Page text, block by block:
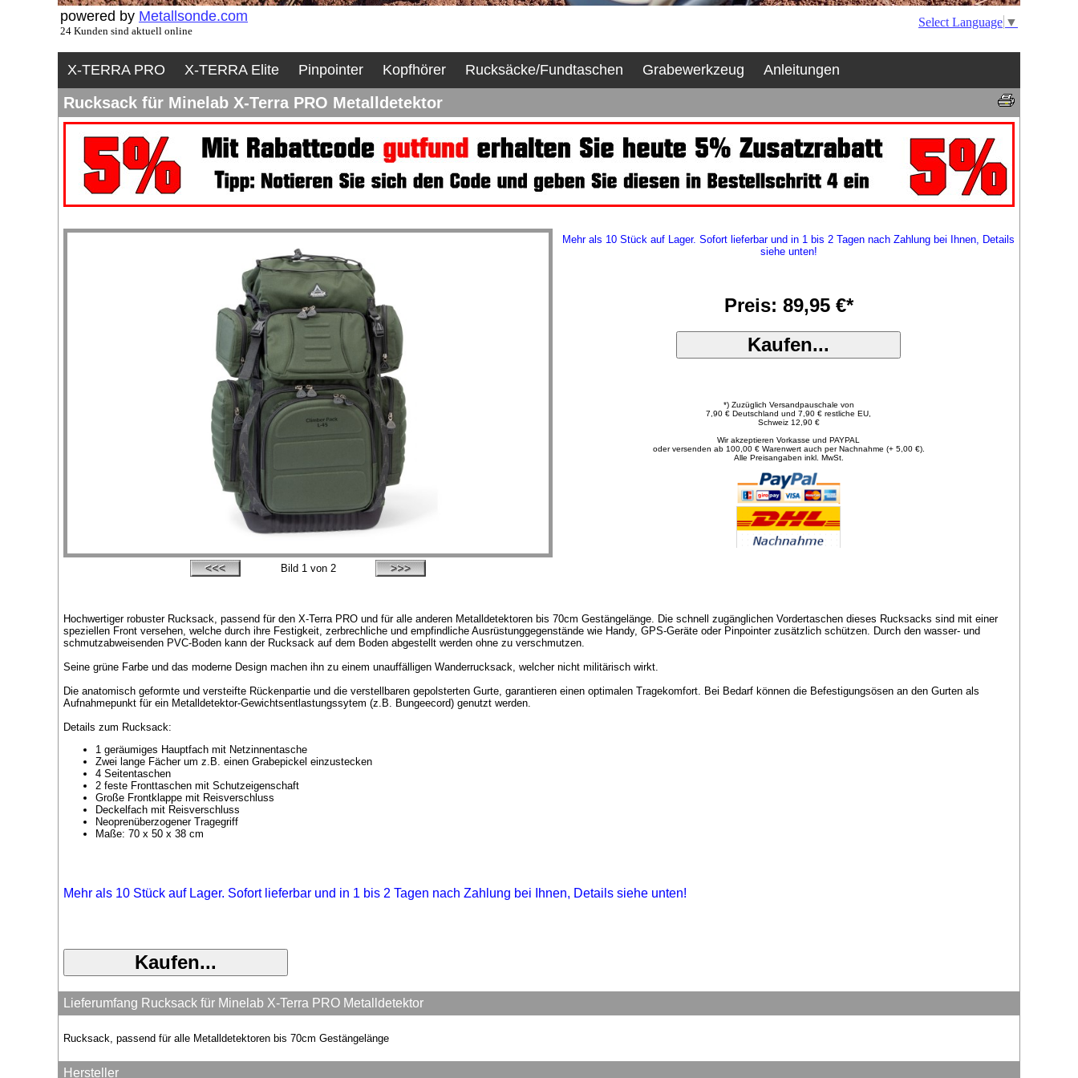
powered by Metallsonde.com
24 Kunden sind aktuell online
Select Language ▼
X-TERRA PRO X-TERRA Elite Pinpointer Kopfhörer Rucksäcke/Fundtaschen Grabewerkzeug Anleitungen
Rucksack für Minelab X-Terra PRO Metalldetektor
Bild 1von 2
Mehr als 10 Stück auf Lager. Sofort lieferbar und in 1 bis 2 Tagen nach Zahlung bei Ihnen, Details
siehe unten!
Preis: 89,95 €*
*) Zuzüglich Versandpauschale von
7,90 € Deutschland und 7,90 € restliche EU,
Schweiz 12,90 €
Wir akzeptieren Vorkasse und PAYPAL
oder versenden ab 100,00 € Warenwert auch per Nachnahme (+ 5,00 €).
Alle Preisangaben inkl. MwSt.
Hochwertiger robuster Rucksack, passend für den X-Terra PRO und für alle anderen Metalldetektoren bis 70cm Gestängelänge. Die schnell zugänglichen Vordertaschen dieses Rucksacks sind mit einer
speziellen Front versehen, welche durch ihre Festigkeit, zerbrechliche und empfindliche Ausrüstunggegenstände wie Handy, GPS-Geräte oder Pinpointer zusätzlich schützen. Durch den wasser- und
schmutzabweisenden PVC-Boden kann der Rucksack auf dem Boden abgestellt werden ohne zu verschmutzen.
Seine grüne Farbe und das moderne Design machen ihn zu einem unauffälligen Wanderrucksack, welcher nicht militärisch wirkt.
Die anatomisch geformte und versteifte Rückenpartie und die verstellbaren gepolsterten Gurte, garantieren einen optimalen Tragekomfort. Bei Bedarf können die Befestigungsösen an den Gurten als
Aufnahmepunkt für ein Metalldetektor-Gewichtsentlastungssytem (z.B. Bungeecord) genutzt werden.
Details zum Rucksack:
1 geräumiges Hauptfach mit Netzinnentasche
Zwei lange Fächer um z.B. einen Grabepickel einzustecken
4 Seitentaschen
2 feste Fronttaschen mit Schutzeigenschaft
Große Frontklappe mit Reisverschluss
Deckelfach mit Reisverschluss
Neoprenüberzogener Tragegriff
Maße: 70 x 50 x 38 cm
Mehr als 10 Stück auf Lager. Sofort lieferbar und in 1 bis 2 Tagen nach Zahlung bei Ihnen, Details siehe unten!
Lieferumfang Rucksack für Minelab X-Terra PRO Metalldetektor
Rucksack, passend für alle Metalldetektoren bis 70cm Gestängelänge
Hersteller